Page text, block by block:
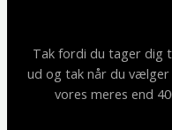
Tak fordi du tager dig
ud og tak når du
vores meres end